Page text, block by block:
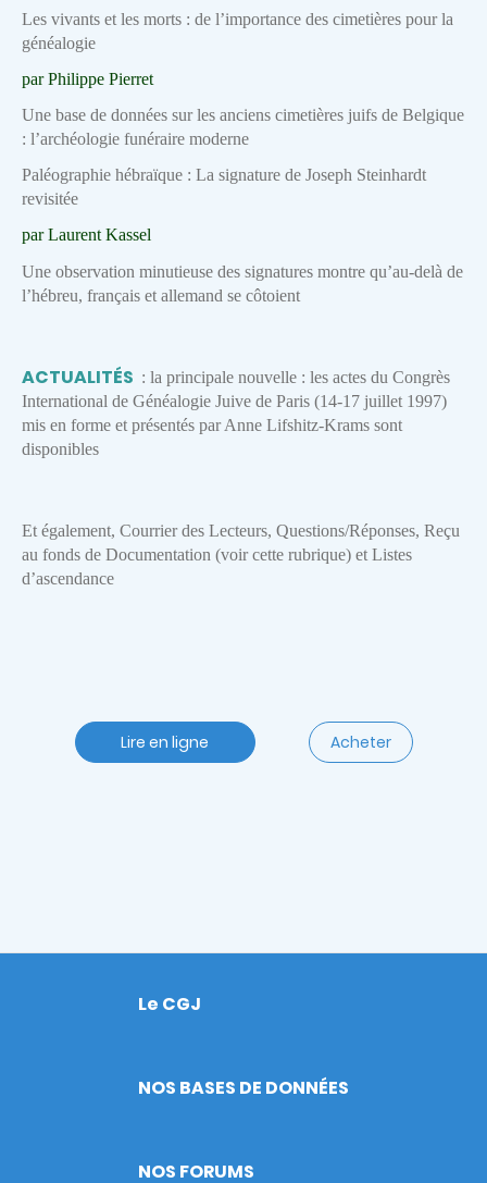
Les vivants et les morts : de l’importance des cimetières pour la
généalogie
par Philippe Pierret
Une base de données sur les anciens cimetières juifs de Belgique
: l’archéologie funéraire moderne
Paléographie hébraïque : La signature de Joseph Steinhardt
revisitée
par Laurent Kassel
Une observation minutieuse des signatures montre qu’au-delà de
l’hébreu, français et allemand se côtoient
ACTUALITÉS : la principale nouvelle : les actes du Congrès
International de Généalogie Juive de Paris (14-17 juillet 1997)
mis en forme et présentés par Anne Lifshitz-Krams sont
disponibles
Et également, Courrier des Lecteurs, Questions/Réponses, Reçu
au fonds de Documentation (voir cette rubrique) et Listes
d’ascendance
Lire en ligne Acheter
Footer
Le CGJ
NOS BASES DE DONNÉES
NOS FORUMS